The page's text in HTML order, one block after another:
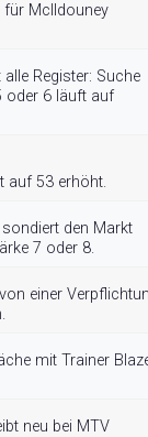
McIldouney
Register: Suche
oder 6 läuft auf
auf 53 erhöht.
den Markt
7 oder 8.
einer
mit Trainer
neu bei MTV